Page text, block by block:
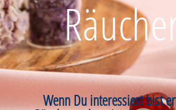
Wenn Du interessiert bist